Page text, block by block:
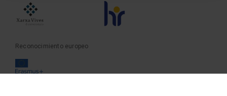
Reconocimiento europeo